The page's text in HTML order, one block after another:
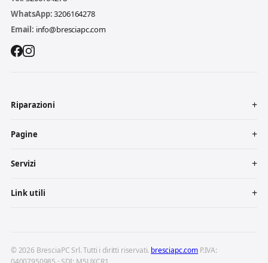
WhatsApp:3206164278
Email: info@bresciapc.com
Riparazioni
Pagine
Servizi
Link utili
© 2026 BresciaPC Srl. Tutti i diritti riservati. bresciapc.com P.IVA: